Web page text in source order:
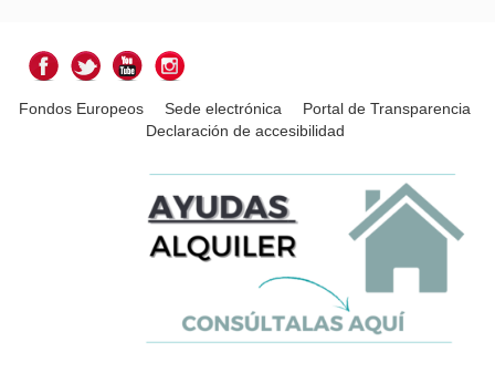
Fondos Europeos Sede electrónica
Portal de Transparencia
Declaración de accesibilidad